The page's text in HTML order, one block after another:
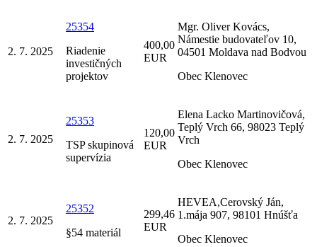
2. 7. 2025
25354
Riadenie
investičných
projektov
400,00
EUR
Mgr. Oliver Kovács,
Námestie budovateľov 10,
04501 Moldava nad Bodvou
Obec Klenovec
2. 7. 2025
25353
TSP skupinová
supervízia
120,00
EUR
Elena Lacko Martinovičová,
Teplý Vrch 66, 98023 Teplý
Vrch
Obec Klenovec
2. 7. 2025
25352
§54 materiál
299,46
EUR
HEVEA,Cerovský Ján,
1.mája 907, 98101 Hnúšťa
Obec Klenovec